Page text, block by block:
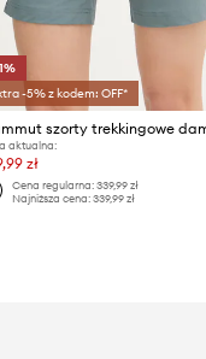
-5% z kodem: OFF*
aktualna:
zł
Cena regularna: 339,99 zł
Najniższa cena: 339,99 zł